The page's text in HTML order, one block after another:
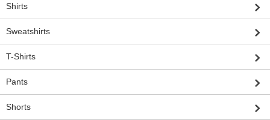
Shirts
Sweatshirts
T-Shirts
Pants
Shorts